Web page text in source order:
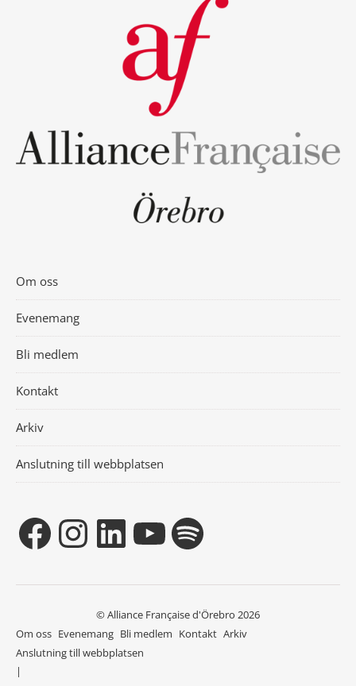
Om oss
Evenemang
Bli medlem
Kontakt
Arkiv
Anslutning till webbplatsen
© Alliance Française d'Örebro 2026
Om oss Evenemang Bli medlem Kontakt Arkiv
Anslutning till webbplatsen